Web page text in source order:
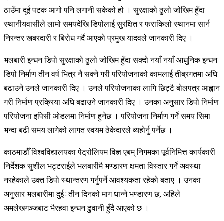
ठाउँमा दूई पटक आगो पनि लगानी सकेको हो । सुरक्षाको ठुलो जोखिम हुँदा
स्थानीयवासीले लामो समयदेखि डिपोलाई सुरक्षित र फराकिलो स्थानमा सार्न
निरन्तर खबरदारी र बिरोध गर्दै आएको प्रमुख यादवले जानकारी दिए ।
भलबारी इन्धन डिपो सुरक्षाको ठुलो जोखिम हुँदा सक्दो नयाँ नयाँ आधुनिक इन्धन
डिपो निर्माण तीन वर्ष भित्र नै सक्ने गरी परियोजनाको कामलाई तीब्रगतमा अघि
बढाउने उनले जानकारी दिए । उनले परियोजनाका लागि छिट्टै बोलपत्र आह्वान
गरी निर्माण प्रक्रिया अघि बढाउने जानकारी दिए । उनका अनुसार डिपो निर्माण
परियोजना इपिसी ओडलमा निर्माण हुनेछ । परियोजना निर्माण गर्ने समय सिमा
भन्दा बढी समय लागेको लागत स्वयम ठेकेदारले व्यहोर्नु पर्नेछ ।
काठमाडौँ विश्वविद्यालयका पेट्रोलियम विज्ञ एबम् निगमका पूर्वनिमित्त कार्यकारी
निर्देशक सुशील भट्टराईले भलबारीमै भण्डारण क्षमता विस्तार गर्ने अवस्था
नरहेकाले उक्त डिपो स्थान्तरण गर्नुपर्ने आवश्यकता रहेको बताए । उनका
अनुसार भलबारीमा दुई÷तीन दिनको माग धान्ने भण्डारण छ, अहिले
अमलेखगञ्जबाट भैरहवा इन्धन ढुवानी हुँदै आएको छ ।